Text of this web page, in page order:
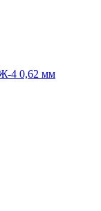
4 0,62 мм